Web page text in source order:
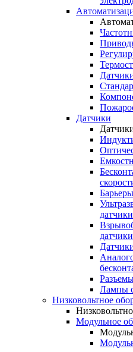
Датчики
датчики
датчики
Лампы
Низковольтное
Модульное